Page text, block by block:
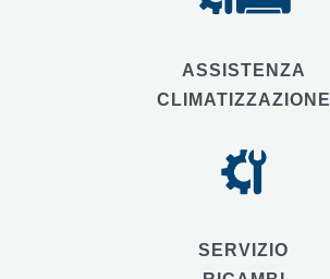
ASSISTENZA
CLIMATIZZAZIONE
SERVIZIO